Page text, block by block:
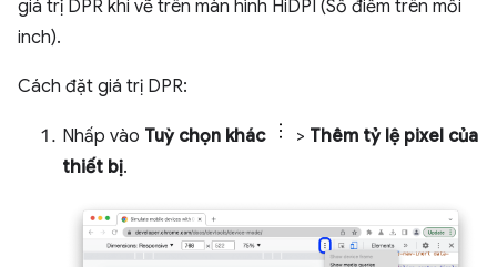
giá trị DPR khi vẽ trên màn hình HiDPI (Số điểm trên mỗi
inch).
Cách đặt giá trị DPR:
Nhấp vào Tuỳ chọn khác > Thêm tỷ lệ pixel của
thiết bị.